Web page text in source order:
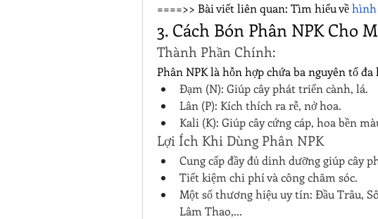
====>> Bài viết liên quan: Tìm hiểu về hình
3. Cách Bón Phân NPK Cho
Thành Phần Chính:
Phân NPK là hỗn hợp chứa ba nguyên tố
Đạm (N): Giúp cây phát triển cành, lá.
Lân (P): Kích thích ra rễ, nở hoa.
Kali (K): Giúp cây cứng cáp, hoa bền
Lợi Ích Khi Dùng Phân NPK
Cung cấp đầy đủ dinh dưỡng giúp cây
Tiết kiệm chi phí và công chăm sóc.
Một số thương hiệu uy tín: Đầu Trâu,
Lâm Thao,...